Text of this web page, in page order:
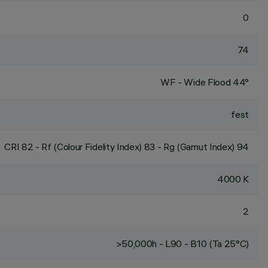
0
74
WF - Wide Flood 44°
fest
CRI 82 - Rf (Colour Fidelity Index) 83 - Rg (Gamut Index) 94
4000 K
2
>50,000h - L90 - B10 (Ta 25°C)